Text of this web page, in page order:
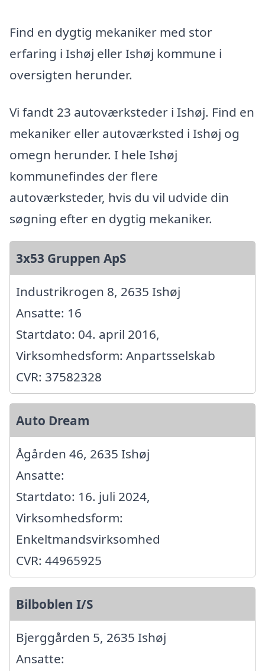
Find en dygtig mekaniker med stor
erfaring i Ishøj eller Ishøj kommune i
oversigten herunder.
Vi fandt 23 autoværksteder i Ishøj. Find en
mekaniker eller autoværksted i Ishøj og
omegn herunder. I hele Ishøj
kommunefindes der flere
autoværksteder, hvis du vil udvide din
søgning efter en dygtig mekaniker.
3x53 Gruppen ApS
Industrikrogen 8, 2635 Ishøj
Ansatte: 16
Startdato: 04. april 2016,
Virksomhedsform: Anpartsselskab
CVR: 37582328
Auto Dream
Ågården 46, 2635 Ishøj
Ansatte:
Startdato: 16. juli 2024,
Virksomhedsform:
Enkeltmandsvirksomhed
CVR: 44965925
Bilboblen I/S
Bjerggården 5, 2635 Ishøj
Ansatte: